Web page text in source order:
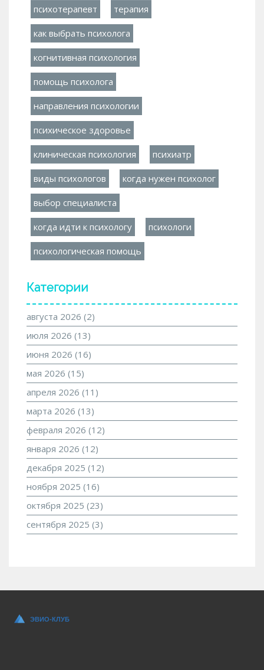
психотерапевт терапия
как выбрать психолога
когнитивная психология
помощь психолога
направления психологии
психическое здоровье
клиническая психология психиатр
виды психологов когда нужен психолог
выбор специалиста
когда идти к психологу психологи
психологическая помощь
Категории
августа 2026 (2)
июля 2026 (13)
июня 2026 (16)
мая 2026 (15)
апреля 2026 (11)
марта 2026 (13)
февраля 2026 (12)
января 2026 (12)
декабря 2025 (12)
ноября 2025 (16)
октября 2025 (23)
сентября 2025 (3)